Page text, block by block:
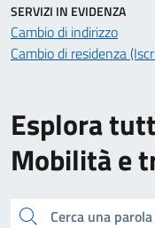
Esplora
Mobilità e
Cerca una parola chiave
SERVIZI IN EVIDENZA
Cambio di indirizzo
Cambio di residenza